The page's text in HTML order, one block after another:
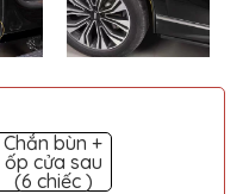
Chắn bùn +
ốp cửa sau
(6 chiếc )